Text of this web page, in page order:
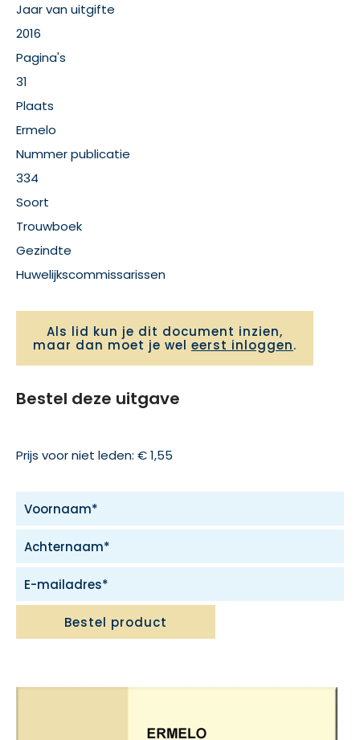
Jaar van uitgifte
2016
Pagina's
31
Plaats
Ermelo
Nummer publicatie
334
Soort
Trouwboek
Gezindte
Huwelijkscommissarissen
Als lid kun je dit document inzien,
maar dan moet je wel eerst inloggen.
Bestel deze uitgave
Prijs voor niet leden: € 1,55
Bestel product